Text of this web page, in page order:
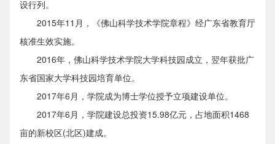
设行列。
2015年11月，《佛山科学技术学院章程》经广东省教育厅
核准生效实施。
2016年，佛山科学技术学院大学科技园成立，翌年获批广
东省国家大学科技园培育单位。
2017年6月，学院成为博士学位授予立项建设单位。
2017年6月，学院建设总投资15.98亿元，占地面积1468
亩的新校区(北区)建成。